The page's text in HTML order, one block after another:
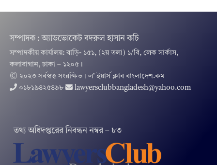
সম্পাদক : অ্যাডভোকেট বদরুল হাসান কচি
সম্পাদকীয় কার্যালয়: বাড়ি- ১৫১, (২য় তলা) ১/বি, লেক সার্কাস,
কলাবাগান, ঢাকা – ১২০৫।
© ২০২৩ সর্বস্বত্ব সংরক্ষিত । ল’ ইয়ার্স ক্লাব বাংলাদেশ.কম
০১৮১৯৪২৫৪৯৮
lawyersclubbangladesh@yahoo.com
তথ‌্য অ‌ধিদপ্ত‌রের নিবন্ধন নম্বর – ৮৩